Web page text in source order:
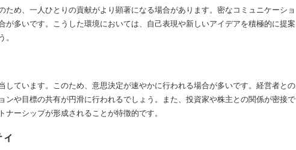
め、一人ひとりの貢献がより顕著になる場合があります。密なコミュニケーショ
が多いです。こうした環境においては、自己表現や新しいアイデアを積極的に提案
ています。このため、意思決定が速やかに行われる場合が多いです。経営者との
や目標の共有が円滑に行われるでしょう。また、投資家や株主との関係が密接で
ーシップが形成されることが特徴的です。